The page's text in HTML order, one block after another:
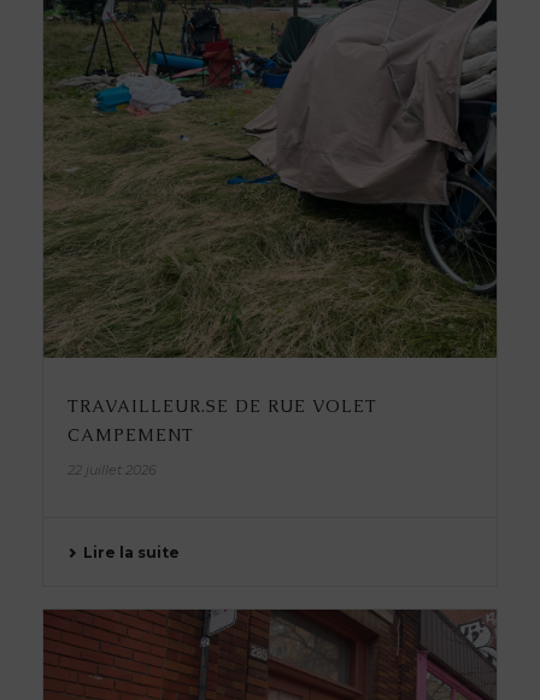
TRAVAILLEUR.SE DE RUE VOLET
CAMPEMENT
22 juillet 2026
Lire la suite